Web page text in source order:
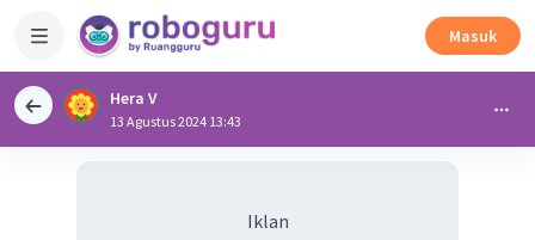
Masuk
Hera V
13 Agustus 2024 13:43
Iklan